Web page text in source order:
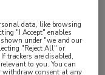
data, like browsing
"I Accept" enables
under "we and our
"Reject All" or
trackers are disabled,
to you. You can
withdraw consent at any